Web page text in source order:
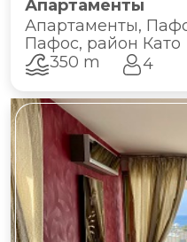
Апартаменты
Апартаменты,
Пафос, район Като
350 m
4